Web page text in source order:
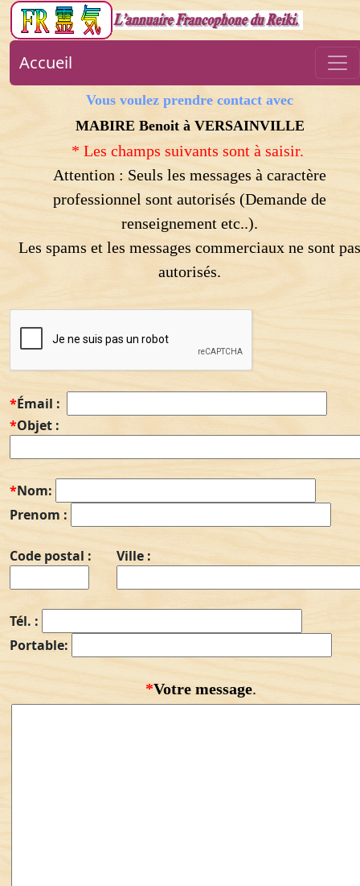
Accueil
Vous voulez prendre contact avec
MABIRE Benoit à VERSAINVILLE
* Les champs suivants sont à saisir.
Attention : Seuls les messages à caractère
professionnel sont autorisés (Demande de
renseignement etc..).
Les spams et les messages commerciaux ne sont pas
autorisés.
*Émail :
*Objet :
*Nom:
Prenom :
Code postal : Ville :
Tél. :
Portable:
*Votre message.